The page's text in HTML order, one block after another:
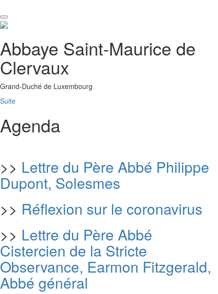
Toggle
navigation
Abbaye Saint-Maurice de
Clervaux
Grand-Duché de Luxembourg
Suite
Agenda
>> Lettre du Père Abbé Philippe
Dupont, Solesmes
>> Réflexion sur le coronavirus
>> Lettre du Père Abbé
Cistercien de la Stricte
Observance, Earmon Fitzgerald,
Abbé général